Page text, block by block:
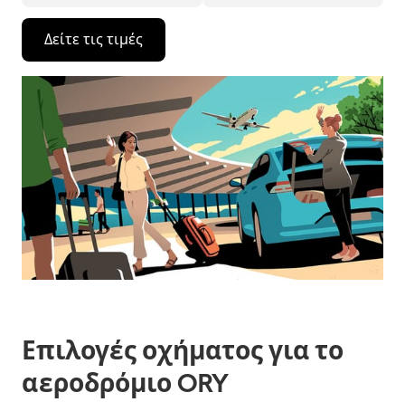
Πατήστε
πλήκτρο
με
κάτω
βέλος
μετακινηθείτε
στο
ημερολόγιο
και
να
επιλέξετε
μια
πλήκτρο
escape
να
Δείτε τις τιμές
Επιλογές οχήματος για το
αεροδρόμιο ORY